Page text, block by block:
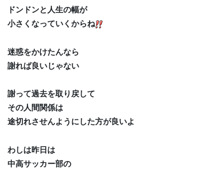
ドンドンと人生の幅が
小さくなっていくからね
迷惑をかけたんなら
謝れば良いじゃない
謝って過去を取り戻して
その人間関係は
途切れさせんようにした方が良いよ
わしは昨日は
中高サッカー部の